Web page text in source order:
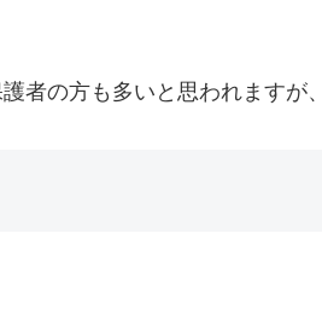
者の方も多いと思われますが、